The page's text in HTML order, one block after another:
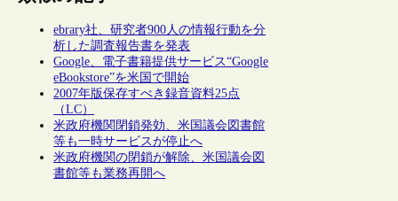
ebrary社、研究者900人の情報行動を分
析した調査報告書を発表
Google、電子書籍提供サービス“Google
eBookstore”を米国で開始
2007年版保存すべき録音資料25点
（LC）
米政府機関閉鎖発効、米国議会図書館
等も一時サービスが停止へ
米政府機関の閉鎖が解除、米国議会図
書館等も業務再開へ